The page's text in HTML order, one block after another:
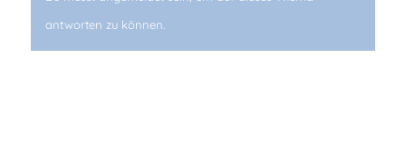
antworten zu können.